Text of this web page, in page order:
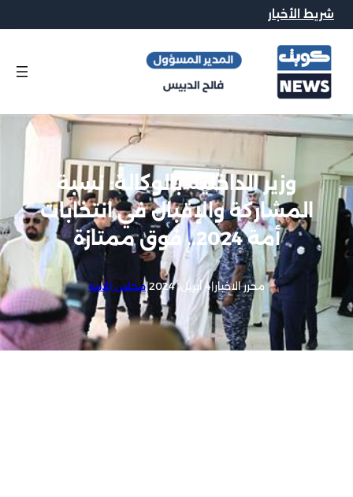
شريط الأخبار
وزير الداخلية بالوكالة: نسبة
المشاركة والإقبال في انتخابات
أمة 2024.. فوق ممتازة
محرر الاخبار|4 أبريل, 2024 |مجلس الامه